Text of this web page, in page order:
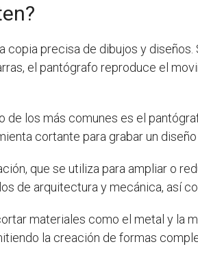
copia precisa de dibujos y
el pantógrafo reproduce el
de los más comunes es el
cortante para grabar un diseño
que se utiliza para ampliar o
de arquitectura y mecánica, así
materiales como el metal y la
la creación de formas